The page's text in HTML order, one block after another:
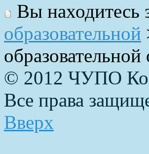
Вы находитесь
образовательной
© 2012 ЧУПО
Все права
Вверх